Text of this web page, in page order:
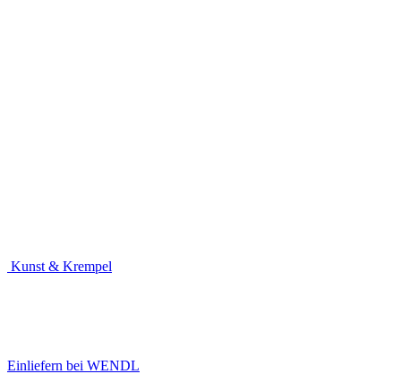
Kunst & Krempel
Einliefern bei WENDL